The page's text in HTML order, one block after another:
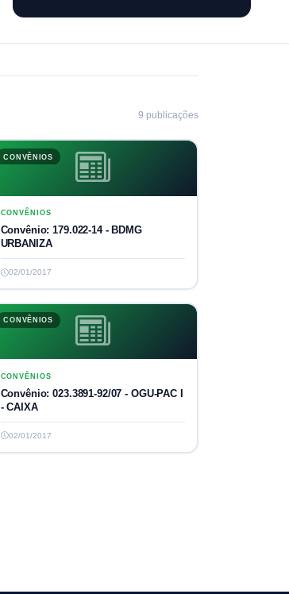
9 publicações
CONVÊNIOS
CONVÊNIOS
Convênio: 179.022-14 - BDMG
URBANIZA
02/01/2017
CONVÊNIOS
CONVÊNIOS
Convênio: 023.3891-92/07 - OGU-PAC I
- CAIXA
02/01/2017